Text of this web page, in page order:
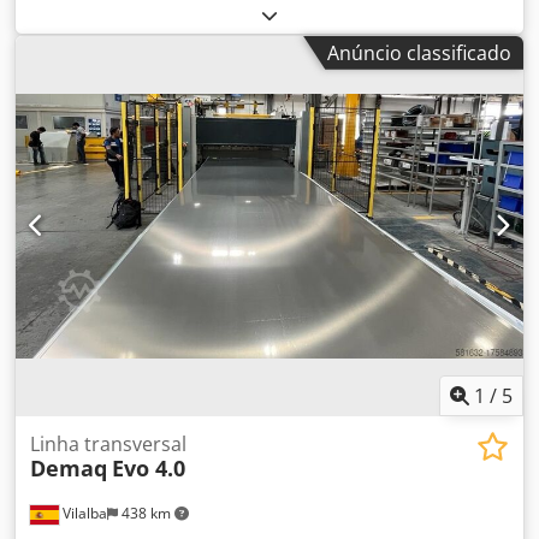
muito recente para livros e agendas -é rápida e simples de
utilizar Dedobyhnkopfx Ab Sjck -tamanho máximo do
material: 550x380 mm -o novo modelo tem umAnúncio classificado
1 / 5
Vilalba 438 km
Linha transversal
Demaq Evo 4.0